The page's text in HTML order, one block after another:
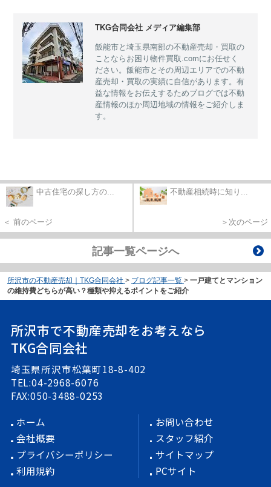
TKG合同会社 メディア編集部
飯能市と埼玉県南部の不動産売却・買取の
ことならお困り物件買取.comにお任せく
ださい。飯能市とその周辺エリアでの不動
産売却・買取の実績に自信があります。有
益な情報をお伝えするためブログでは不動
産情報のほか周辺地域の情報をご紹介しま
す。
中古住宅の探し方の...
＜ 前のページ
不動産相続時に知り...
＞次のページ
記事一覧ページへ
所沢市の不動産売却｜TKG合同会社 > ブログ記事一覧 > 一戸建てとマンション
の維持費どちらが高い？種類や抑えるポイントをご紹介
所沢市で不動産売却をお考えなら
TKG合同会社
埼玉県所沢市松葉町18-8-402
TEL:04-2968-6076
FAX:050-3488-0253
ホーム
会社概要
プライバシーポリシー
利用規約
お問い合わせ
スタッフ紹介
サイトマップ
PCサイト